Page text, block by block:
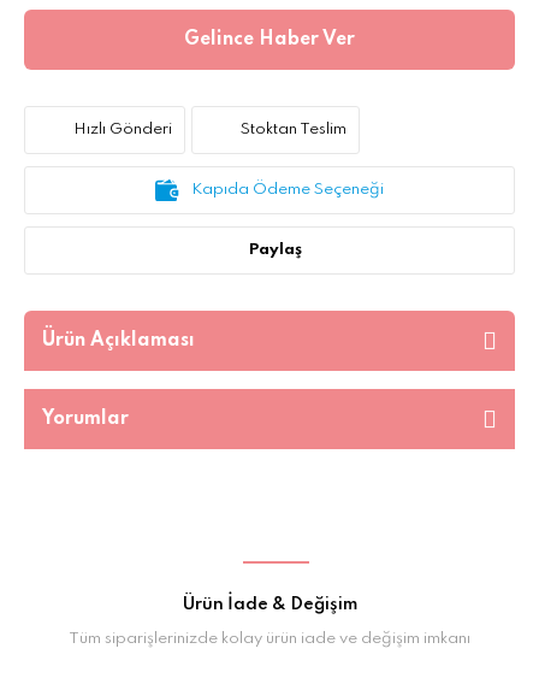
Gelince Haber Ver
Hızlı Gönderi Stoktan Teslim
Kapıda Ödeme Seçeneği
Paylaş
Ürün Açıklaması
Yorumlar
Ürün İade & Değişim
Tüm siparişlerinizde kolay ürün iade ve değişim imkanı